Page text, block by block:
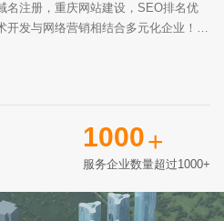
名注册，重庆网站建设，SEO排名优
发与网络营销相结合多元化企业！
沟通的距离，提升政府、企业的形
1000+
服务企业数量超过1000+